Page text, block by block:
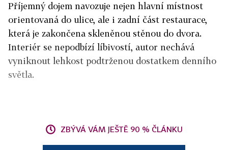
Příjemný dojem navozuje nejen hlavní místnost
orientovaná do ulice, ale i zadní část restaurace,
která je zakončena skleněnou stěnou do dvora.
Interiér se nepodbízí líbivostí, autor nechává
vyniknout lehkost podtrženou dostatkem denního
světla.
ZBÝVÁ VÁM JEŠTĚ 90 % ČLÁNKU